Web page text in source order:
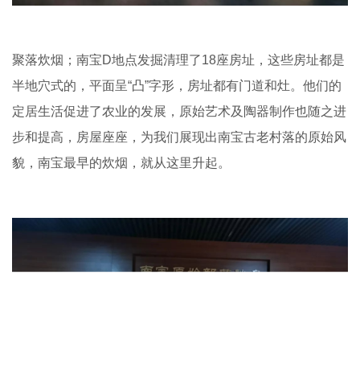
聚落炊烟；南宝D地点发掘清理了18座房址，这些房址都是
半地穴式的，平面呈“凸”字形，房址都有门道和灶。他们的
定居生活促进了农业的发展，原始艺术及陶器制作也随之进
步和提高，房屋座座，为我们展现出南宝古老村落的原始风
貌，南宝最早的炊烟，就从这里升起。